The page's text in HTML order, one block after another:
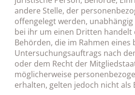
andere Stelle, der
offengelegt werden, unabhängig
bei ihr um einen Dritten handelt
Behörden, die im Rahmen eines
Untersuchungsauftrags nach
oder dem Recht der
möglicherweise
erhalten, gelten jedoch nicht als